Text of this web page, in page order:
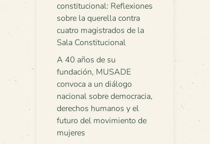
constitucional: Reflexiones
sobre la querella contra
cuatro magistrados de la
Sala Constitucional
A 40 años de su
fundación, MUSADE
convoca a un diálogo
nacional sobre democracia,
derechos humanos y el
futuro del movimiento de
mujeres